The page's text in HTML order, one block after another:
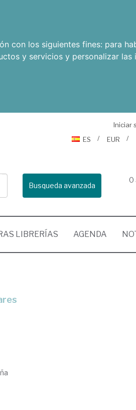
con los siguientes fines: para
y servicios y personalizar las
Iniciar
ES
EUR
Busqueda avanzada
0
LIBRERÍAS AGENDA